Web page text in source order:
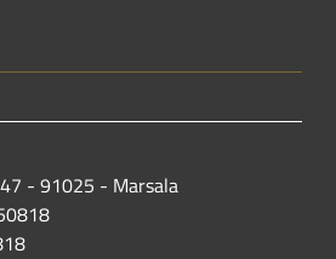
- 91025 - Marsala